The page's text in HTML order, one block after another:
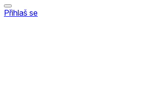
Přihlaš se